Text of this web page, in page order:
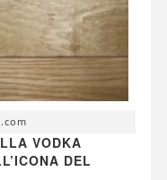
VODKA
DEL